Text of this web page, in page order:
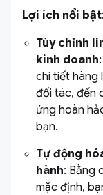
Lợi ích nổi bật:
Tùy chỉnh
kinh doanh
chi tiết hàng
đối tác, đến
ứng hoàn
bạn.
Tự động
hành: Bằng
mặc định,